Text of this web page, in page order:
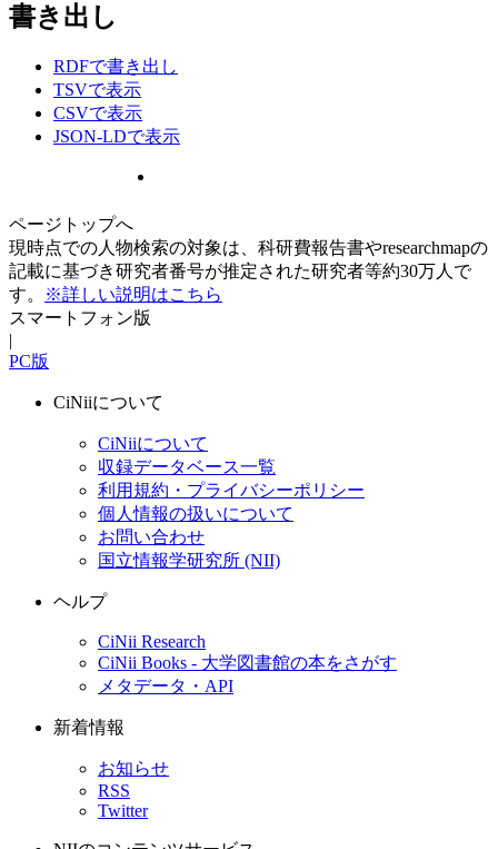
書き出し
RDFで書き出し
TSVで表示
CSVで表示
JSON-LDで表示
ページトップへ
現時点での人物検索の対象は、科研費報告書やresearchmapの
記載に基づき研究者番号が推定された研究者等約30万人で
す。
※詳しい説明はこちら
スマートフォン版
|
PC版
CiNiiについて
CiNiiについて
収録データベース一覧
利用規約・プライバシーポリシー
個人情報の扱いについて
お問い合わせ
国立情報学研究所 (NII)
ヘルプ
CiNii Research
CiNii Books - 大学図書館の本をさがす
メタデータ・API
新着情報
お知らせ
RSS
Twitter